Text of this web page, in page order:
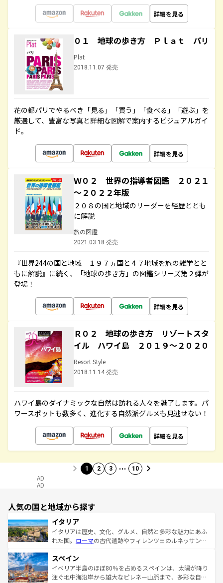
詳細を見る
０１ 地球の歩き方 Ｐｌａｔ パリ
Plat
2018.11.07 発売
花の都パリでやるべき「見る」「買う」「食べる」「遊ぶ」を
厳選して、豊富な写真と詳細な図解で案内するビジュアルガイ
ド。
詳細を見る
Ｗ０２ 世界の指導者図鑑 ２０２１
～２０２２年版
２０８の国と地域のリーダーを経歴ととも
に解説
旅の図鑑
2021.03.18 発売
『世界244の国と地域 １９７ヵ国と４７地域を旅の雑学とと
もに解説』に続く、「地球の歩き方」の図鑑シリーズ第２弾が
登場！
詳細を見る
Ｒ０２ 地球の歩き方 リゾートスタ
イル ハワイ島 ２０１９～２０２０
Resort Style
2018.11.14 発売
ハワイ島のダイナミックな自然は訪れる人々を魅了します。パ
ワースポットも数多く、進化する自然派グルメも見逃せない！
詳細を見る
1 2 3 … 10
AD
AD
人気の国と地域から探す
イタリア
イタリアは歴史、文化、グルメ、自然と多彩な魅力にあふ
れた国。 ローマの古代遺跡やフィレンツェのルネッサンス
ろん、トスカーナの美しい田園風景やアマルフィ海岸の絶
景など、自然景観も見逃せない。観光の合間には、本場の
ピザやパスタなど、絶品のイタリア料理を堪能することも
スペイン
イベリア半島のほぼ80％を占めるスペインは、太陽が降り
注ぐ地中海沿岸から雄大なピレネー山脈まで、多彩な自然